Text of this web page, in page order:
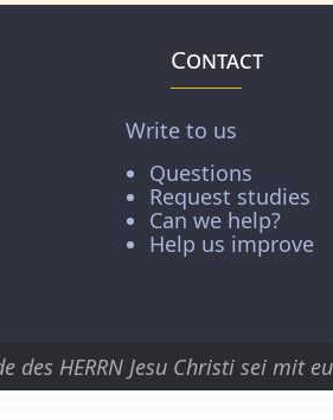
Contact
Write to us
Questions
Request studies
Can we help?
Help us improve
des HERRN Jesu Christi sei mit